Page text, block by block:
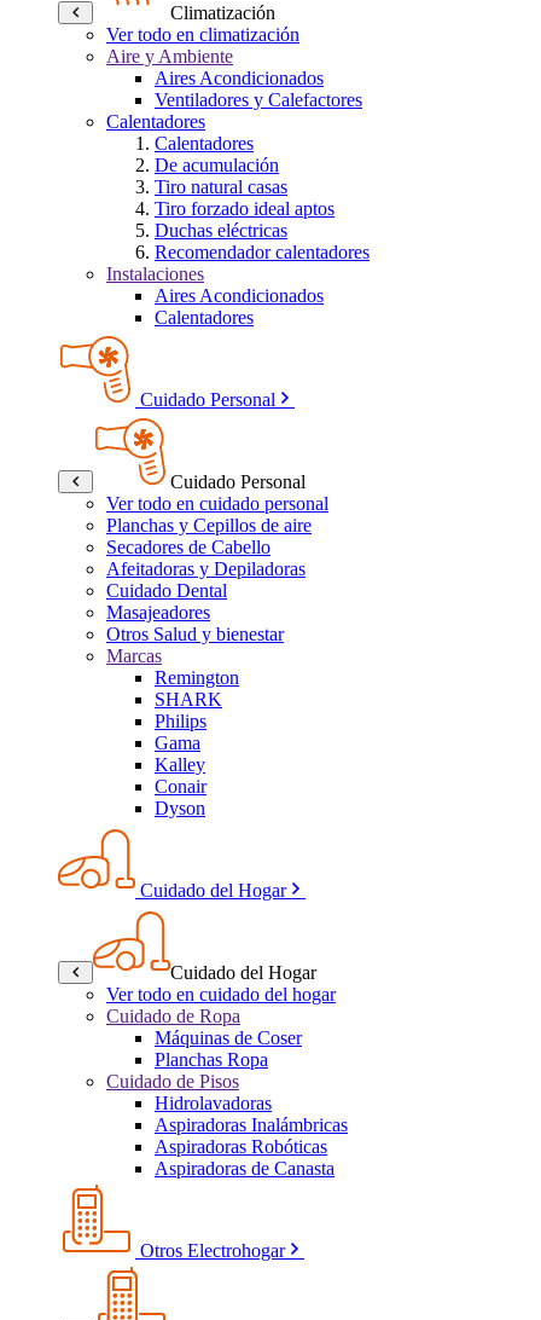
Climatización
Ver todo en climatización
Aire y Ambiente
Aires Acondicionados
Ventiladores y Calefactores
Calentadores
Calentadores
De acumulación
Tiro natural casas
Tiro forzado ideal aptos
Duchas eléctricas
Recomendador calentadores
Instalaciones
Aires Acondicionados
Calentadores
Cuidado Personal
Cuidado Personal
Ver todo en cuidado personal
Planchas y Cepillos de aire
Secadores de Cabello
Afeitadoras y Depiladoras
Cuidado Dental
Masajeadores
Otros Salud y bienestar
Marcas
Remington
SHARK
Philips
Gama
Kalley
Conair
Dyson
Cuidado del Hogar
Cuidado del Hogar
Ver todo en cuidado del hogar
Cuidado de Ropa
Máquinas de Coser
Planchas Ropa
Cuidado de Pisos
Hidrolavadoras
Aspiradoras Inalámbricas
Aspiradoras Robóticas
Aspiradoras de Canasta
Otros Electrohogar